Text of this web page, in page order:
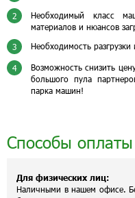
2
Необходимый класс
материалов и нюансов
3 Необходимость
4
Возможность снизить
большого пула
парка машин!
Способы оплаты
Для физических лиц:
Наличными в нашем офисе.